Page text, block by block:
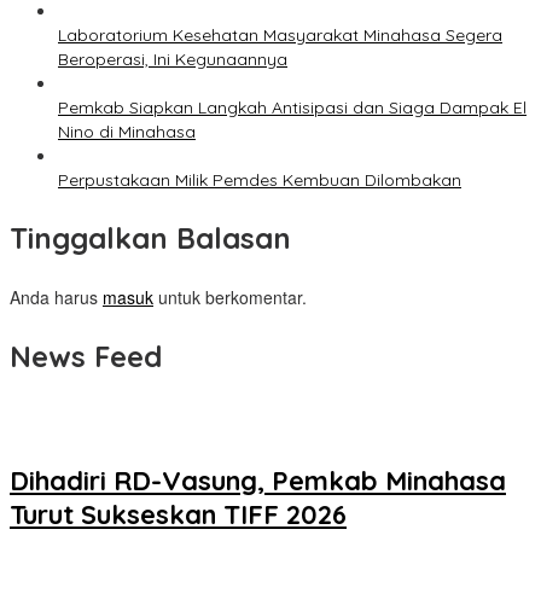
Laboratorium Kesehatan Masyarakat Minahasa Segera
Beroperasi, Ini Kegunaannya
Pemkab Siapkan Langkah Antisipasi dan Siaga Dampak El
Nino di Minahasa
Perpustakaan Milik Pemdes Kembuan Dilombakan
Tinggalkan Balasan
Anda harus masuk untuk berkomentar.
News Feed
Dihadiri RD-Vasung, Pemkab Minahasa
Turut Sukseskan TIFF 2026